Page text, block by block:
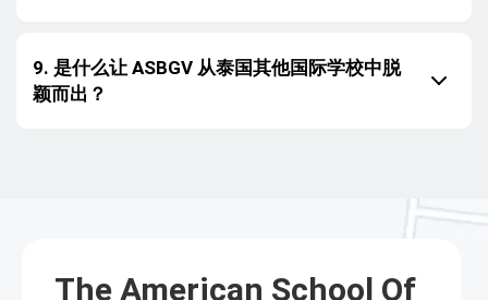
9. 是什么让 ASBGV 从泰国其他国际学校中脱
颖而出？
The American School Of